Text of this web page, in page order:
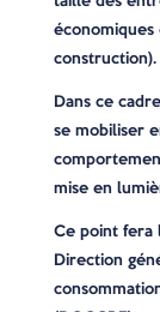
construction).
Dans ce
se mobiliser
mise en
Ce point fera
Direction